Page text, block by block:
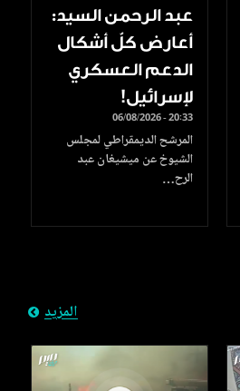
عبد الرحمن السيد:
أعارض كلّ أشكال
الدعم العسكري
لإسرائيل!
06/08/2026 - 20:33
المرشح الديمقراطي لمجلس
الشيوخ عن ميشيغان عبد
الرح…
المزيد